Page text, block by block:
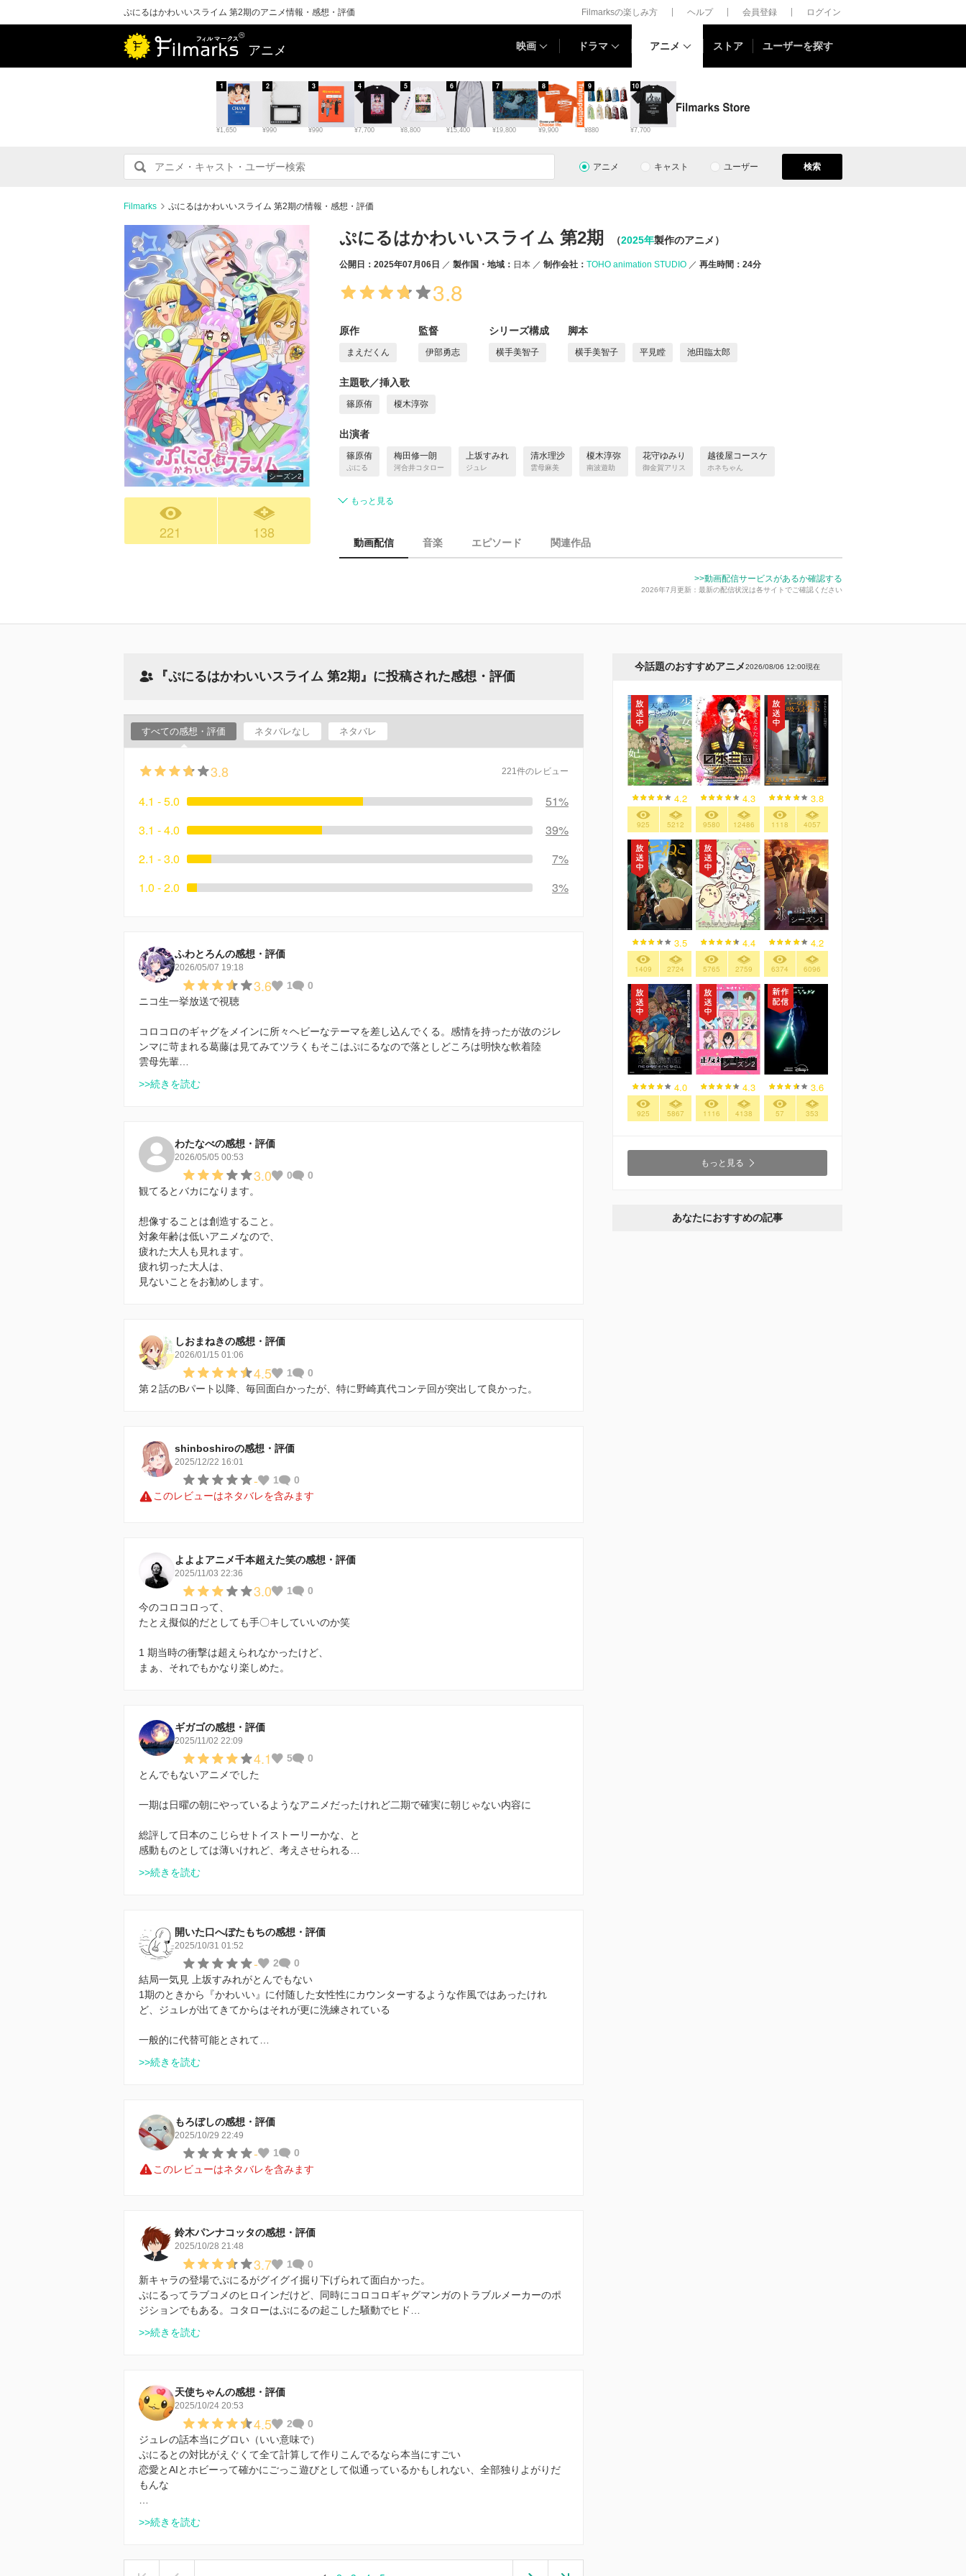
ぷにるはかわいいスライム 第2期のアニメ情報・感想・評価 Filmarksの楽しみ方 ヘルプ 会員登録 ログイン
アニメ 映画 ドラマ アニメ ストア ユーザーを探す
¥1,650
1
¥990
2
¥990
3
¥7,700
4
¥8,800
5
¥15,400
6
¥19,800
7
¥9,900
8
¥880
9
¥7,700
10
アニメ キャスト ユーザー 検索
Filmarks ぷにるはかわいいスライム 第2期の情報・感想・評価
シーズン2
221 138
ぷにるはかわいいスライム 第2期 （2025年製作のアニメ）
公開日：2025年07月06日 製作国・地域： 日本 制作会社： TOHO animation STUDIO 再生時間：24分
3.8
原作
まえだくん
監督
伊部勇志
シリーズ構成
横手美智子
脚本
横手美智子 平見瞠 池田臨太郎
主題歌／挿入歌
篠原侑 榎木淳弥
出演者
篠原侑
ぷにる
梅田修一朗
河合井コタロー
上坂すみれ
ジュレ
清水理沙
雲母麻美
榎木淳弥
南波遊助
花守ゆみり
御金賀アリス
越後屋コースケ
ホネちゃん
もっと見る
動画配信 音楽 エピソード 関連作品
>>動画配信サービスがあるか確認する
2026年7月更新：最新の配信状況は各サイトでご確認ください
『ぷにるはかわいいスライム 第2期』に投稿された感想・評価
すべての感想・評価 ネタバレなし ネタバレ
3.8 221件のレビュー
4.1 - 5.0
51%
3.1 - 4.0
39%
2.1 - 3.0
7%
1.0 - 2.0
3%
ふわとろんの感想・評価
2026/05/07 19:18
3.6 1
0
ニコ生一挙放送で視聴
コロコロのギャグをメインに所々ヘビーなテーマを差し込んでくる。感情を持ったが故のジレ
ンマに苛まれる葛藤は見てみてツラくもそこはぷにるなので落としどころは明快な軟着陸
雲母先輩…
>>続きを読む
わたなべの感想・評価
2026/05/05 00:53
3.0 0
0
観てるとバカになります。
想像することは創造すること。
対象年齢は低いアニメなので、
疲れた大人も見れます。
疲れ切った大人は、
見ないことをお勧めします。
しおまねきの感想・評価
2026/01/15 01:06
4.5 1
0
第２話のBパート以降、毎回面白かったが、特に野崎真代コンテ回が突出して良かった。
shinboshiroの感想・評価
2025/12/22 16:01
- 1
0
このレビューはネタバレを含みます
よよよアニメ千本超えた笑の感想・評価
2025/11/03 22:36
3.0 1
0
今のコロコロって、
たとえ擬似的だとしても手〇キしていいのか笑
1 期当時の衝撃は超えられなかったけど、
まぁ、それでもかなり楽しめた。
ギガゴの感想・評価
2025/11/02 22:09
4.1 5
0
とんでもないアニメでした
一期は日曜の朝にやっているようなアニメだったけれど二期で確実に朝じゃない内容に
総評して日本のこじらせトイストーリーかな、と
感動ものとしては薄いけれど、考えさせられる…
>>続きを読む
開いた口へぼたもちの感想・評価
2025/10/31 01:52
- 2
0
結局一気見 上坂すみれがとんでもない
1期のときから『かわいい』に付随した女性性にカウンターするような作風ではあったけれ
ど、ジュレが出てきてからはそれが更に洗練されている
一般的に代替可能とされて…
>>続きを読む
もろぼしの感想・評価
2025/10/29 22:49
- 1
0
このレビューはネタバレを含みます
鈴木パンナコッタの感想・評価
2025/10/28 21:48
3.7 1
0
新キャラの登場でぷにるがグイグイ掘り下げられて面白かった。
ぷにるってラブコメのヒロインだけど、同時にコロコロギャグマンガのトラブルメーカーのポ
ジションでもある。コタローはぷにるの起こした騒動でヒド…
>>続きを読む
天使ちゃんの感想・評価
2025/10/24 20:53
4.5 2
0
ジュレの話本当にグロい（いい意味で）
ぷにるとの対比がえぐくて全て計算して作りこんでるなら本当にすごい
恋愛とAIとホビーって確かにごっこ遊びとして似通っているかもしれない、全部独りよがりだ
もんな
>>続きを読む
今話題のおすすめアニメ2026/08/06 12:00現在
4.2
925 5212
4.3
9580 12486
3.8
1118 4057
3.5
1409 2724
4.4
5765 2759
シーズン1
4.2
6374 6096
4.0
925 5867
シーズン2
4.3
1116 4138
3.6
57 353
もっと見る
あなたにおすすめの記事